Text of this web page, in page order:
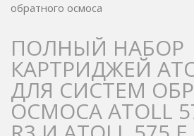
обратного осмоса
ПОЛНЫЙ НАБОР
КАРТРИДЖЕЙ
ДЛЯ СИСТЕМ
ОСМОСА ATOLL